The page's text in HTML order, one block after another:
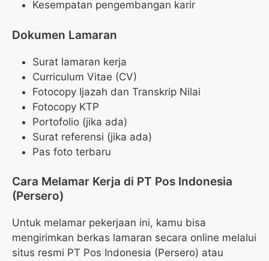
Kesempatan pengembangan karir
Dokumen Lamaran
Surat lamaran kerja
Curriculum Vitae (CV)
Fotocopy Ijazah dan Transkrip Nilai
Fotocopy KTP
Portofolio (jika ada)
Surat referensi (jika ada)
Pas foto terbaru
Cara Melamar Kerja di PT Pos Indonesia
(Persero)
Untuk melamar pekerjaan ini, kamu bisa
mengirimkan berkas lamaran secara online melalui
situs resmi PT Pos Indonesia (Persero) atau